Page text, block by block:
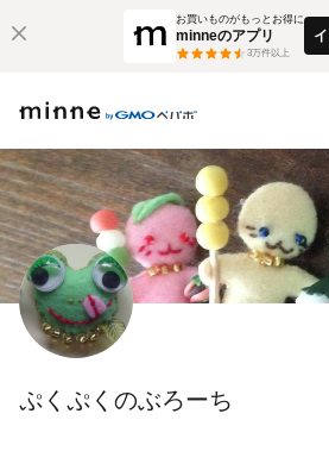
お買いものがもっとお得に
minneのアプリ
3万件以上
ぷくぷくのぶろーち